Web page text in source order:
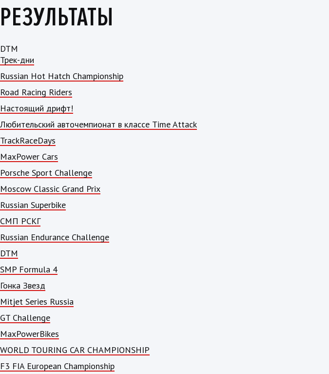
РЕЗУЛЬТАТЫ
DTM
Трек-дни
Russian Hot Hatch Championship
Road Racing Riders
Настоящий дрифт!
Любительский авточемпионат в классе Time Attack
TrackRaceDays
MaxPower Cars
Porsche Sport Challenge
Moscow Classic Grand Prix
Russian Superbike
СМП РСКГ
Russian Endurance Challenge
DTM
SMP Formula 4
Гонка Звезд
Mitjet Series Russia
GT Challenge
MaxPowerBikes
WORLD TOURING CAR CHAMPIONSHIP
F3 FIA European Championship